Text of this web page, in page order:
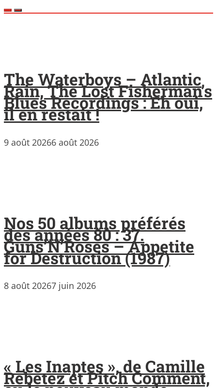
The Waterboys – Atlantic
Rain, The Lost Fisherman’s
Blues Recordings : Eh oui,
il en restait !
9 août 20266 août 2026
Nos 50 albums préférés
des années 80 : 37.
Guns’N’Roses – Appetite
for Destruction (1987)
8 août 20267 juin 2026
« Les Inaptes », de Camille
Rebetez et Pitch Comment,